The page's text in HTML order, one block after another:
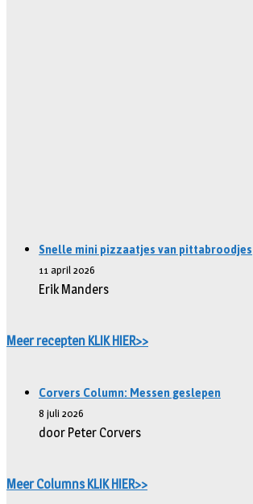
Snelle mini pizzaatjes van pittabroodjes
11 april 2026
Erik Manders
Meer recepten KLIK HIER>>
Corvers Column: Messen geslepen
8 juli 2026
door Peter Corvers
Meer Columns KLIK HIER>>